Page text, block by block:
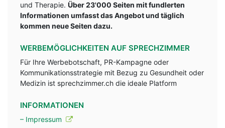
und Therapie. Über 23'000 Seiten mit fundlerten
Informationen umfasst das Angebot und täglich
kommen neue Seiten dazu.
WERBEMÖGLICHKEITEN AUF SPRECHZIMMER
Für Ihre Werbebotschaft, PR-Kampagne oder
Kommunikationsstrategie mit Bezug zu Gesundheit oder
Medizin ist sprechzimmer.ch die ideale Platform
INFORMATIONEN
– Impressum